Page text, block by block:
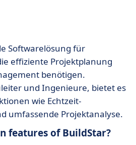
Softwarelösung für
effiziente Projektplanung
benötigen.
und Ingenieure, bietet es
wie Echtzeit-
umfassende Projektanalyse.
features of BuildStar?